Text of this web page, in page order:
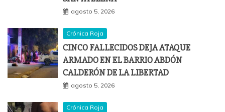
agosto 5, 2026
Crónica Roja
CINCO FALLECIDOS DEJA ATAQUE
ARMADO EN EL BARRIO ABDÓN
CALDERÓN DE LA LIBERTAD
agosto 5, 2026
Crónica Roja